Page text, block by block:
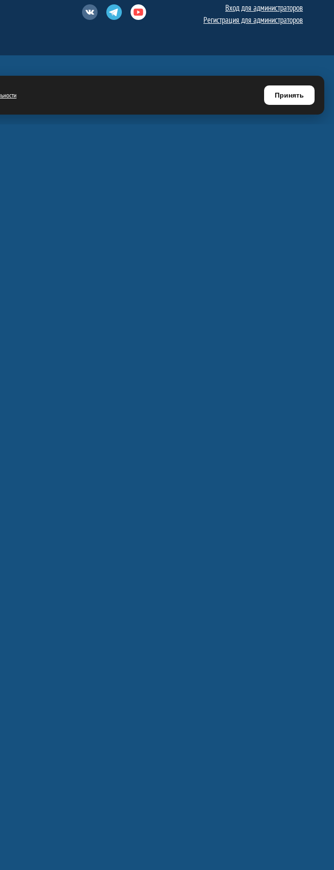
ВконтактеТелеграмЮтуб
Вход для администраторов
Регистрация для администраторов
Принять